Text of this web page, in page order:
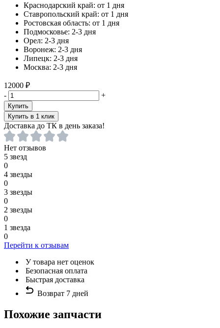
Краснодарский край: от 1 дня
Ставропольский край: от 1 дня
Ростовская область: от 1 дня
Подмосковье: 2-3 дня
Орел: 2-3 дня
Воронеж: 2-3 дня
Липецк: 2-3 дня
Москва: 2-3 дня
12000 ₽
-
+
Купить
Купить в 1 клик
Доставка до ТК в день заказа!
Нет отзывов
5 звезд
0
4 звезды
0
3 звезды
0
2 звезды
0
1 звезда
0
Перейти к отзывам
У товара нет оценок
Безопасная оплата
Быстрая доставка
Возврат 7 дней
Похожие запчасти